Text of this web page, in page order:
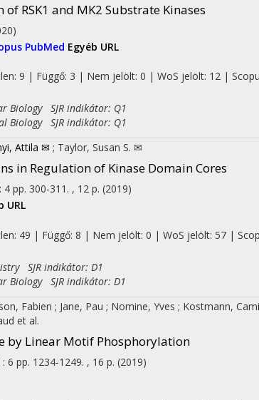
RSK1 and MK2 Substrate Kinases
PubMed Egyéb URL
9 | Függő: 3 | Nem jelölt: 0 | WoS jelölt: 12 |
Biology SJR indikátor: Q1
Biology SJR indikátor: Q1
Attila ✉ ; Taylor, Susan S. ✉
in Regulation of Kinase Domain Cores
: 4 pp. 300-311. , 12 p. (2019)
URL
49 | Függő: 8 | Nem jelölt: 0 | WoS jelölt: 57 |
SJR indikátor: D1
Biology SJR indikátor: D1
Fabien ; Jane, Pau ; Nomine, Yves ; Kostmann,
et al.
by Linear Motif Phosphorylation
: 6 pp. 1234-1249. , 16 p. (2019)